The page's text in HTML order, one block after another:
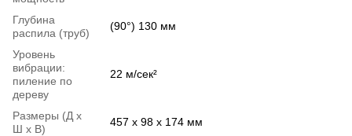
Глубина
распила (труб)
(90°) 130 мм
Уровень
вибрации:
пиление по
дереву
22 м/сек²
Размеры (Д х
Ш х В)
457 x 98 x 174 мм